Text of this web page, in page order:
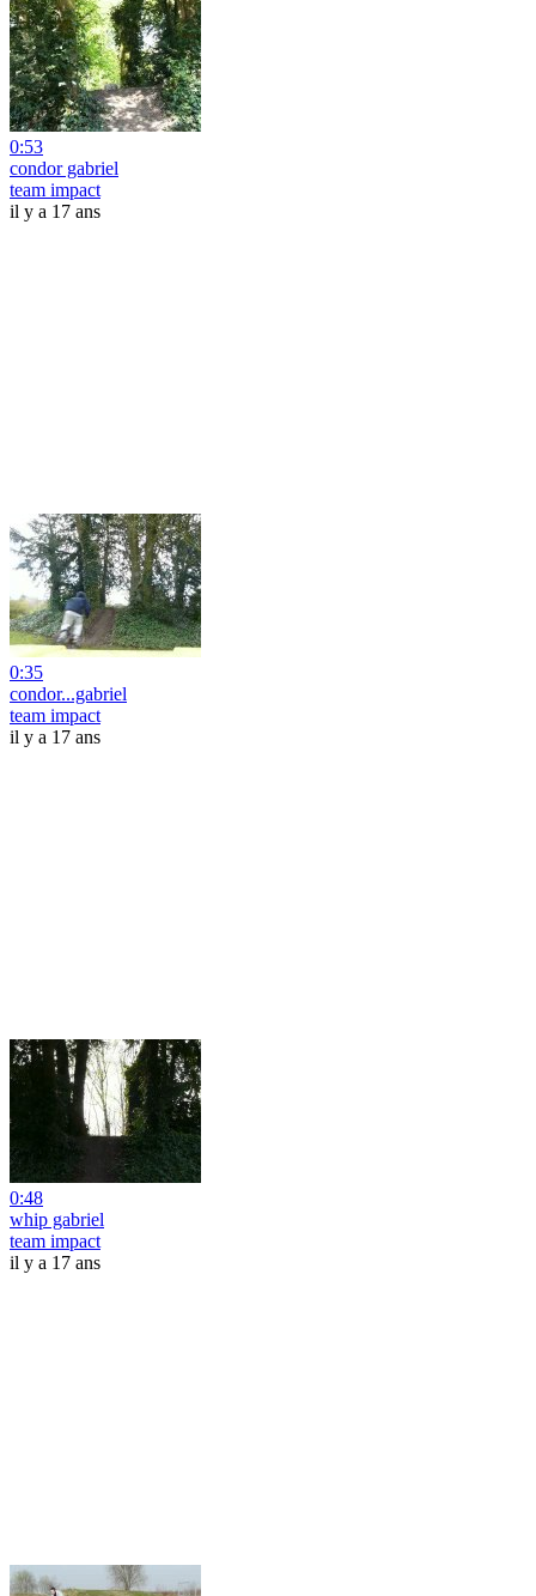
0:53
condor gabriel
team impact
il y a 17 ans
0:35
condor...gabriel
team impact
il y a 17 ans
0:48
whip gabriel
team impact
il y a 17 ans